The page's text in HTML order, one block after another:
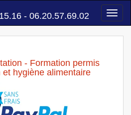
- 06.20.57.69.02
- Formation permis
et hygiène alimentaire